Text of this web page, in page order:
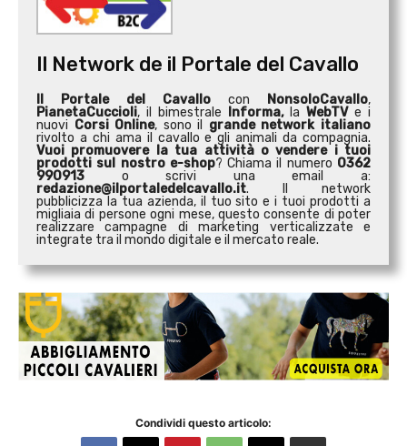
Il Network de il Portale del Cavallo
Il Portale del Cavallo con NonsoloCavallo,
PianetaCuccioli, il bimestrale Informa,laWebTVe i
nuovi Corsi Online, sono il grande network italiano
rivolto a chi ama il cavallo e gli animali da compagnia.
Vuoi promuovere la tua attività ovendere i tuoi
prodotti sul nostro e-shop? Chiama il numero 0362
990913 o scrivi una email a:
redazione@ilportaledelcavallo.it. Il network
pubblicizza la tua azienda, il tuo sito e i tuoi prodotti a
migliaia di persone ogni mese, questo consente di poter
realizzare campagne di marketing verticalizzate e
integrate tra il mondo digitale e il mercato reale.
Condividi questo articolo: